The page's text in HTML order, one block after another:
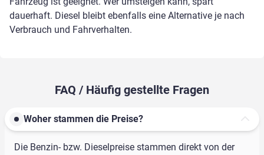
dauerhaft. Diesel bleibt ebenfalls eine Alternative je nach
Verbrauch und Fahrverhalten.
FAQ / Häufig gestellte Fragen
Woher stammen die Preise?
Die Benzin- bzw. Dieselpreise stammen direkt von der